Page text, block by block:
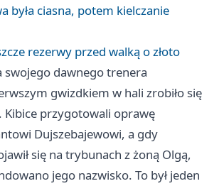
była ciasna, potem kielczanie
rezerwy przed walką o złoto
swojego dawnego trenera
gwizdkiem w hali zrobiło się
Kibice przygotowali oprawę
Dujszebajewowi, a gdy
się na trybunach z żoną Olgą,
jego nazwisko. To był jeden